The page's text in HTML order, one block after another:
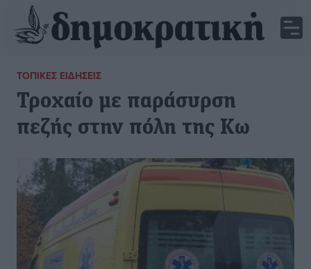
ΤΟΠΙΚΈΣ ΕΙΔΉΣΕΙΣ
Τροχαίο με παράσυρση
πεζής στην πόλη της Κω